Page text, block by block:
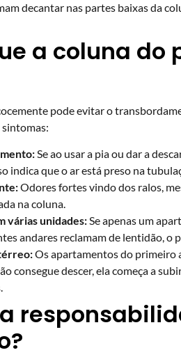
decantar nas partes baixas da
a coluna do
pode evitar o
Se ao usar a pia ou dar a
indica que o ar está preso na
Odores fortes vindo dos ralos,
na coluna.
várias unidades:Se apenas um
andares reclamam de lentidão, o
Os apartamentos do primeiro
consegue descer, ela começa a